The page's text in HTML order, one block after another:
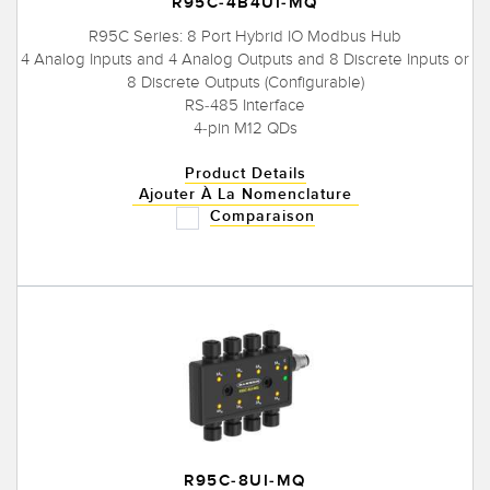
R95C Series: 8 Port Hybrid IO Modbus Hub
4 Analog Inputs and 4 Analog Outputs and 8 Discrete Inputs or
8 Discrete Outputs (Configurable)
RS-485 Interface
4-pin M12 QDs
Product Details
Ajouter À La Nomenclature
Comparaison
R95C-8UI-MQ